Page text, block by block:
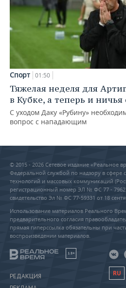
Спорт 01:50
Тяжелая неделя для
в Кубке, а теперь и
С уходом Даку «Рубину»
вопрос с нападающим
© 2015 - 2026 Сетевое издание «Реальное
Федеральной службой по надзору в сфере
технологий и массовых коммуникаций
регистрационный номер ЭЛ № ФС 77 -
свидетельство Эл № ФС 77-59331 от 18
Использование материалов Реального
предварительного согласия
прямая гиперссылка обязательны при
воспроизведении материалов.
18+
РЕДАКЦИЯ
RU